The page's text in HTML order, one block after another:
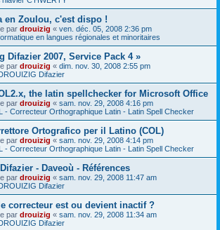
en Zoulou, c'est dispo !
par drouizig « ven. déc. 05, 2008 2:36 pm
en langues régionales et minoritaires
Difazier 2007, Service Pack 4 »
par drouizig « dim. nov. 30, 2008 2:55 pm
Difazier
the latin spellchecker for Microsoft Office
par drouizig « sam. nov. 29, 2008 4:16 pm
- Correcteur Orthographique Latin - Latin Spell Checker
Ortografico per il Latino (COL)
par drouizig « sam. nov. 29, 2008 4:14 pm
- Correcteur Orthographique Latin - Latin Spell Checker
- Daveoù - Références
par drouizig « sam. nov. 29, 2008 11:47 am
Difazier
correcteur est ou devient inactif ?
par drouizig « sam. nov. 29, 2008 11:34 am
Difazier